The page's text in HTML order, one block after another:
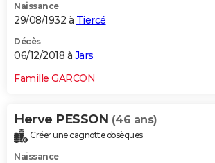
Naissance
29/08/1932 à Tiercé
Décès
06/12/2018 à Jars
Famille GARCON
Herve PESSON (46 ans)
Créer une cagnotte obsèques
Naissance